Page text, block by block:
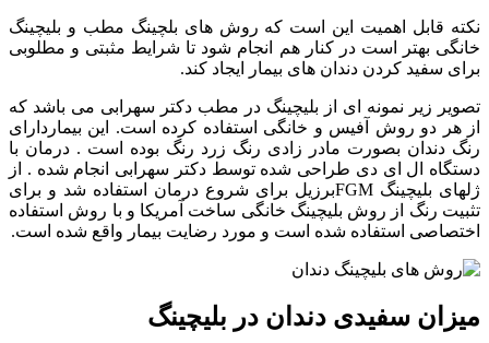
نکته قابل اهمیت این است که روش های بلچینگ مطب و بلیچینگ
خانگی بهتر است در کنار هم انجام شود تا شرایط مثبتی و مطلوبی
برای سفید کردن دندان های بیمار ایجاد کند.
تصویر زیر نمونه ای از بلیچینگ در مطب دکتر سهرابی می باشد که
از هر دو روش آفیس و خانگی استفاده کرده است. این بیماردارای
رنگ دندان بصورت مادر زادی رنگ زرد رنگ بوده است . درمان با
دستگاه ال ای دی طراحی شده توسط دکتر سهرابی انجام شده . از
ژلهای بلیچینگ FGMبرزیل برای شروع درمان استفاده شد و برای
تثبیت رنگ از روش بلیچینگ خانگی ساخت آمریکا و با روش استفاده
اختصاصی استفاده شده است و مورد رضایت بیمار واقع شده است.
میزان سفیدی دندان در بلیچینگ